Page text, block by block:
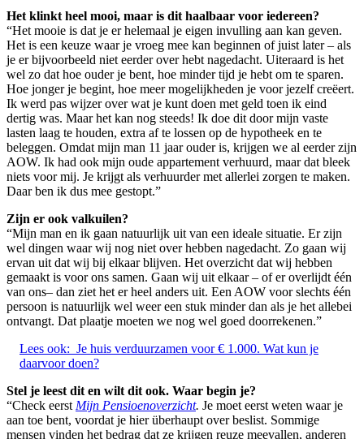
Het klinkt heel mooi, maar is dit haalbaar voor iedereen?
“Het mooie is dat je er helemaal je eigen invulling aan kan geven.
Het is een keuze waar je vroeg mee kan beginnen of juist later – als
je er bijvoorbeeld niet eerder over hebt nagedacht. Uiteraard is het
wel zo dat hoe ouder je bent, hoe minder tijd je hebt om te sparen.
Hoe jonger je begint, hoe meer mogelijkheden je voor jezelf creëert.
Ik werd pas wijzer over wat je kunt doen met geld toen ik eind
dertig was. Maar het kan nog steeds! Ik doe dit door mijn vaste
lasten laag te houden, extra af te lossen op de hypotheek en te
beleggen. Omdat mijn man 11 jaar ouder is, krijgen we al eerder zijn
AOW. Ik had ook mijn oude appartement verhuurd, maar dat bleek
niets voor mij. Je krijgt als verhuurder met allerlei zorgen te maken.
Daar ben ik dus mee gestopt.”
Zijn er ook valkuilen?
“Mijn man en ik gaan natuurlijk uit van een ideale situatie. Er zijn
wel dingen waar wij nog niet over hebben nagedacht. Zo gaan wij
ervan uit dat wij bij elkaar blijven. Het overzicht dat wij hebben
gemaakt is voor ons samen. Gaan wij uit elkaar – of er overlijdt één
van ons– dan ziet het er heel anders uit. Een AOW voor slechts één
persoon is natuurlijk wel weer een stuk minder dan als je het allebei
ontvangt. Dat plaatje moeten we nog wel goed doorrekenen.”
Lees ook: Je huis verduurzamen voor € 1.000. Wat kun je
daarvoor doen?
Stel je leest dit en wilt dit ook. Waar begin je?
“Check eerst Mijn Pensioenoverzicht. Je moet eerst weten waar je
aan toe bent, voordat je hier überhaupt over beslist. Sommige
mensen vinden het bedrag dat ze krijgen reuze meevallen, anderen